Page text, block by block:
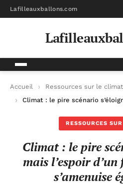
Lafilleauxballons.com
Accueil
Ressources sur le climat
Climat : le pire scénario
RESSOURCES
Climat : le pire
mais l’espoir
s’amenuise